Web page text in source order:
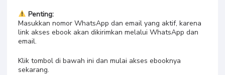
Penting:
Masukkan nomor WhatsApp dan email yang aktif, karena
link akses ebook akan dikirimkan melalui WhatsApp dan
email.
Klik tombol di bawah ini dan mulai akses ebooknya
sekarang.